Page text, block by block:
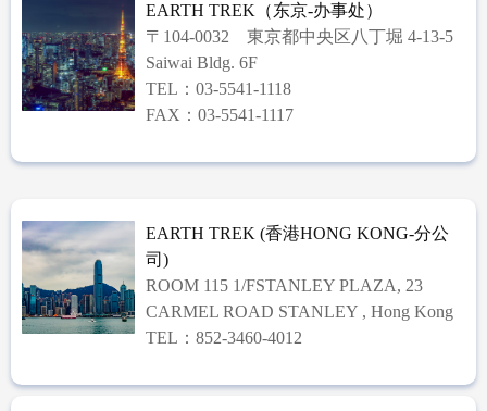
EARTH TREK（东京-办事处）
〒104-0032 東京都中央区八丁堀 4-13-5
Saiwai Bldg. 6F
TEL：03-5541-1118
FAX：03-5541-1117
EARTH TREK (香港HONG KONG-分公
司)
ROOM 115 1/FSTANLEY PLAZA, 23
CARMEL ROAD STANLEY , Hong Kong
TEL：852-3460-4012